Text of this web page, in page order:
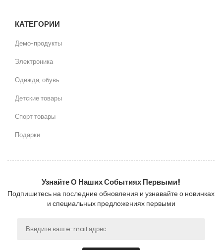
КАТЕГОРИИ
Демо-продукты
Электроника
Одежда, обувь
Детские товары
Спорт товары
Подарки
Узнайте О Наших Событиях Первыми!
Подпишитесь на последние обновления и узнавайте о новинках
и специальных предложениях первыми